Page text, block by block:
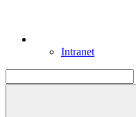
Intranet